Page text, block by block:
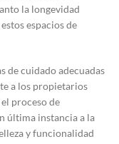
la longevidad
espacios de
de cuidado adecuadas
a los propietarios
proceso de
última instancia a la
y funcionalidad